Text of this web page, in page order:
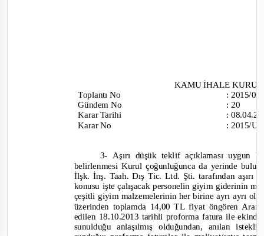
KAMU İHALE
ToplantıNo
Gündem No
Karar Tarihi
Karar No
:2015/
:20
:
: 2015/
3- Aşırı düşük teklif açıklaması
belirlenmesi Kurul çoğunluğunca da yerinde
İlşk. İnş. Taah. Dış Tic. Ltd. Şti. tarafından aşırı
konusu işte çalışacak personelin giyim giderinin
çeşitli giyim malzemelerinin her birine ayrı ayrı
üzerinden toplamda 14,00 TL fiyat öngören
edilen 18.10.2013 tarihli proforma fatura ile ekinde
sunulduğu anlaşılmış olduğundan, anılan